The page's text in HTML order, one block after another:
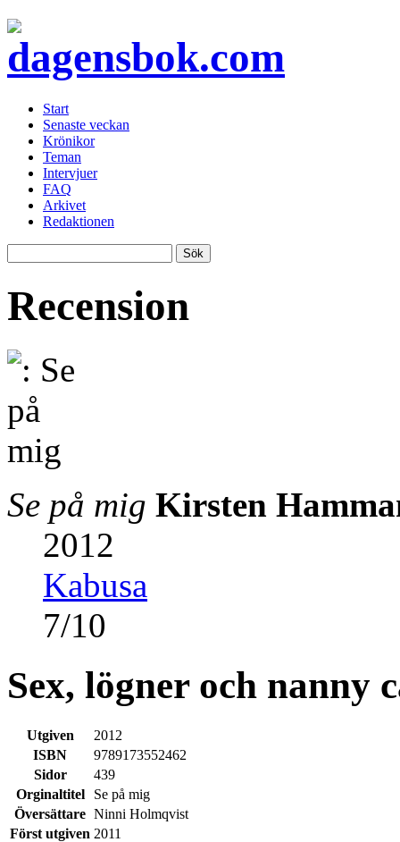
Start
Senaste veckan
Krönikor
Teman
Intervjuer
FAQ
Arkivet
Redaktionen
Recension
Se på mig Kirsten
2012
Kabusa
7/10
Sex, lögner och nanny
Utgiven
2012
ISBN
9789173552462
Sidor
439
Orginaltitel
Se på mig
Översättare Ninni Holmqvist
Först utgiven 2011